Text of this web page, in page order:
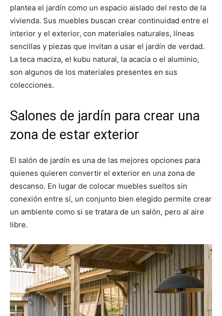
plantea el jardín como un espacio aislado del resto de la
vivienda. Sus muebles buscan crear continuidad entre el
interior y el exterior, con materiales naturales, líneas
sencillas y piezas que invitan a usar el jardín de verdad.
La teca maciza, el kubu natural, la acacia o el aluminio,
son algunos de los materiales presentes en sus
colecciones.
Salones de jardín para crear una
zona de estar exterior
El salón de jardín es una de las mejores opciones para
quienes quieren convertir el exterior en una zona de
descanso. En lugar de colocar muebles sueltos sin
conexión entre sí, un conjunto bien elegido permite crear
un ambiente como si se tratara de un salón, pero al aire
libre.